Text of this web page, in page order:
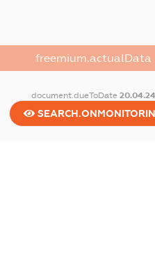
freemium.actualData
document.dueToDate 20.04.24